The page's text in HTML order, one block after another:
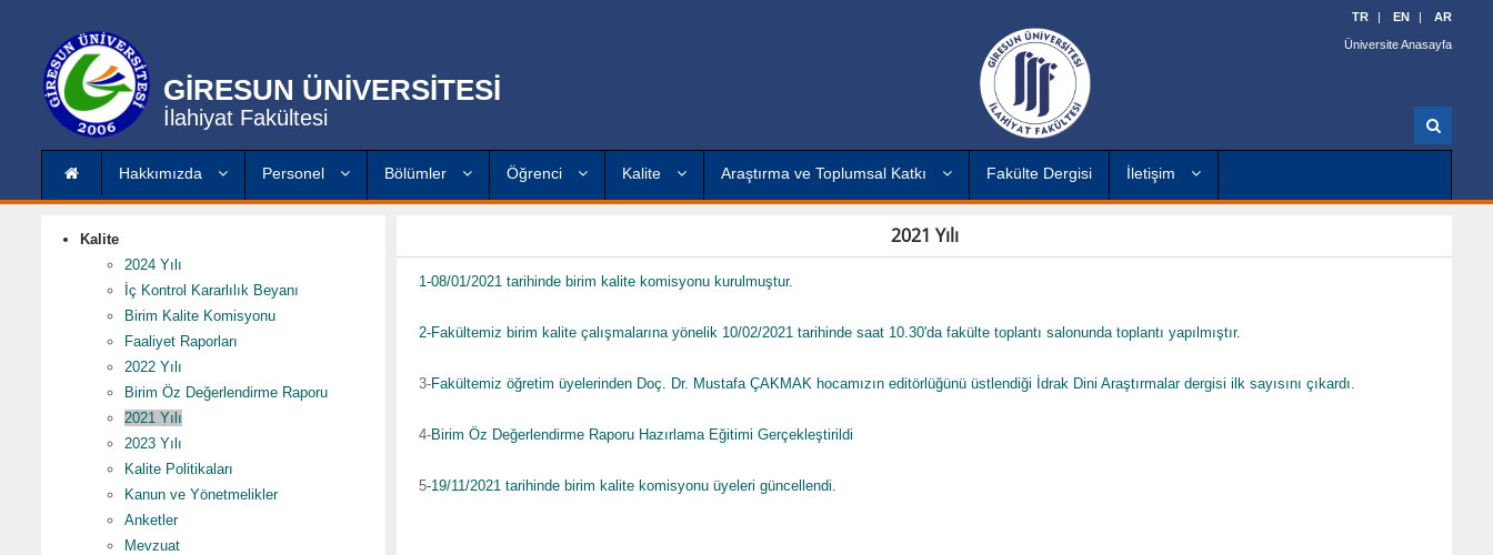
GİRESUN ÜNİVERSİTESİ
İlahiyat Fakültesi
TR EN AR
Üniversite Anasayfa
r
Hakkımızda Personel Bölümler Öğrenci Kalite Araştırma ve Toplumsal Katkı Fakülte Dergisi İletişim
Kalite
2024 Yılı
İç Kontrol Kararlılık Beyanı
Birim Kalite Komisyonu
Faaliyet Raporları
2022 Yılı
Birim Öz Değerlendirme Raporu
2021 Yılı
2023 Yılı
Kalite Politikaları
Kanun ve Yönetmelikler
Anketler
Mevzuat
2021 Yılı
1-08/01/2021 tarihinde birim kalite komisyonu kurulmuştur.
2-Fakültemiz birim kalite çalışmalarına yönelik 10/02/2021 tarihinde saat 10.30'da fakülte toplantı salonunda toplantı yapılmıştır.
3-Fakültemiz öğretim üyelerinden Doç. Dr. Mustafa ÇAKMAK hocamızın editörlüğünü üstlendiği İdrak Dini Araştırmalar dergisi ilk sayısını çıkardı.
4-Birim Öz Değerlendirme Raporu Hazırlama Eğitimi Gerçekleştirildi
5-19/11/2021 tarihinde birim kalite komisyonu üyeleri güncellendi.